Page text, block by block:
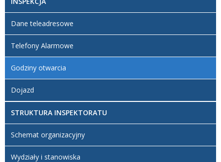
Dane teleadresowe
Telefony Alarmowe
Godziny otwarcia
Dojazd
STRUKTURA INSPEKTORATU
Schemat organizacyjny
Wydziały i stanowiska